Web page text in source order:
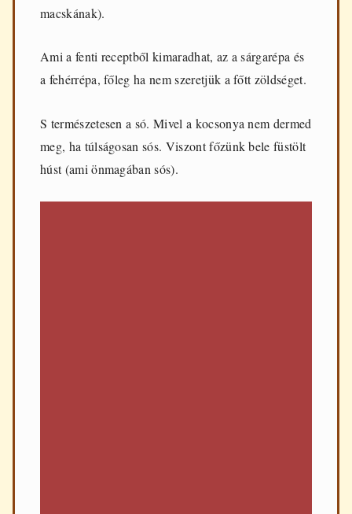
macskának).
Ami a fenti receptből kimaradhat, az a sárgarépa és
a fehérrépa, főleg ha nem szeretjük a főtt zöldséget.
S természetesen a só. Mivel a kocsonya nem dermed
meg, ha túlságosan sós. Viszont főzünk bele füstölt
húst (ami önmagában sós).